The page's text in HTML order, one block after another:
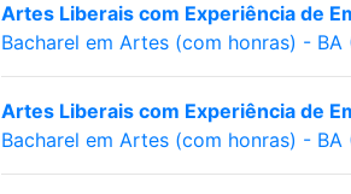
Artes Liberais com Experiência de
Bacharel em Artes (com honras) - BA
Artes Liberais com Experiência de
Bacharel em Artes (com honras) - BA